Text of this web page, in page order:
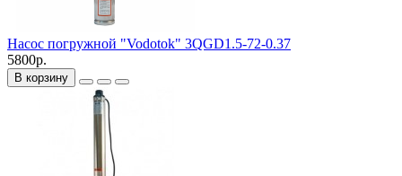
Насос погружной "Vodotok" 3QGD1.5-72-0.37
5800р.
В корзину